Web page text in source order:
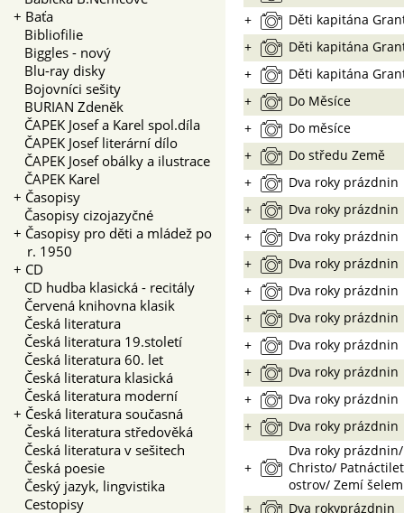
+ Baťa
Bibliofilie
Biggles - nový
Blu-ray disky
Bojovníci sešity
BURIAN Zdeněk
ČAPEK Josef a Karel spol.díla
ČAPEK Josef literární dílo
ČAPEK Josef obálky a ilustrace
ČAPEK Karel
+ Časopisy
Časopisy cizojazyčné
+ Časopisy pro děti a mládež po
r. 1950
+ CD
CD hudba klasická - recitály
Červená knihovna klasik
Česká literatura
Česká literatura 19.století
Česká literatura 60. let
Česká literatura klasická
Česká literatura moderní
+ Česká literatura současná
Česká literatura středověká
Česká literatura v sešitech
Česká poesie
Český jazyk, lingvistika
Cestopisy
+
Děti kapitána
+
Děti kapitána
+
Děti kapitána
+
Do Měsíce
+
Do měsíce
+
Do středu Země
+
Dva roky prázdnin
+
Dva roky prázdnin
+
Dva roky prázdnin
+
Dva roky prázdnin
+
Dva roky prázdnin
+
Dva roky prázdnin
+
Dva roky prázdnin
+
Dva roky prázdnin
+
Dva roky prázdnin
+
Dva roky prázdnin
+
Dva roky
Christo/
ostrov/ Zemí šelem
+
Dva rokyprázdnin